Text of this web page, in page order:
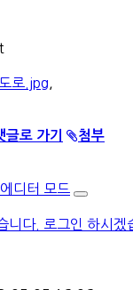
로.jpg
글로 가기 첨부
에디터 모드
니다. 로그인 하시겠